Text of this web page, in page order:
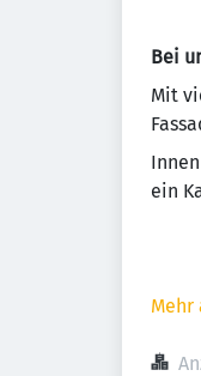
Bei
Mit
ein
Mehr